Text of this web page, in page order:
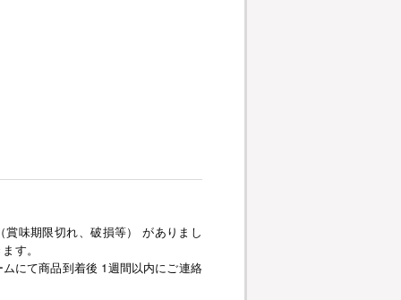
味期限切れ、破損等） がありまし
す。
にて商品到着後 1週間以内にご連絡